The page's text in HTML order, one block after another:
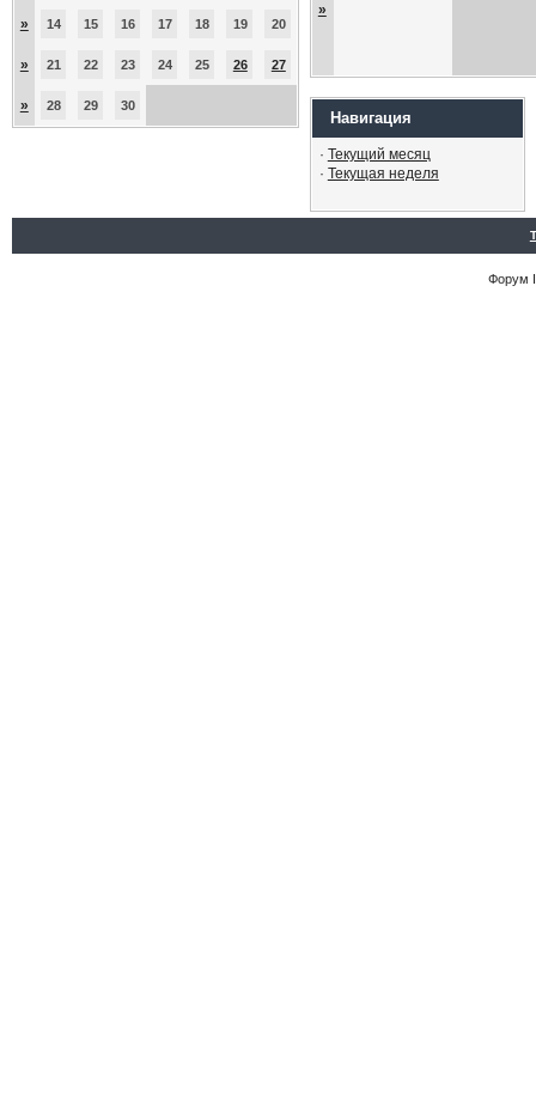
» 14 15 16 17 18 19 20
» 21 22 23 24 25 26 27
» 28 29 30
»
Навигация
· Текущий месяц
· Текущая неделя
Форум